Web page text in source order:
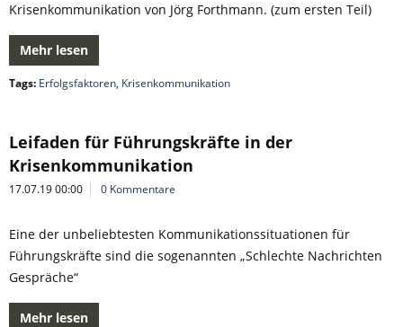
Krisenkommunikation von Jörg Forthmann. (zum ersten Teil)
Mehr lesen
Tags: Erfolgsfaktoren, Krisenkommunikation
Leifaden für Führungskräfte in der
Krisenkommunikation
17.07.19 00:00 0 Kommentare
Eine der unbeliebtesten Kommunikationssituationen für
Führungskräfte sind die sogenannten „Schlechte Nachrichten
Gespräche“
Mehr lesen